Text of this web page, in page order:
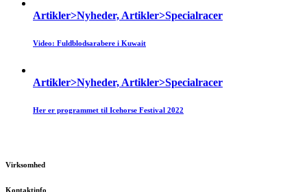
Artikler>Nyheder, Artikler>Specialracer
Video: Fuldblodsarabere i Kuwait
Artikler>Nyheder, Artikler>Specialracer
Her er programmet til Icehorse Festival 2022
Virksomhed
Kontaktinfo